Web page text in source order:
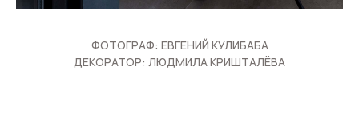
ФОТОГРАФ: ЕВГЕНИЙ КУЛИБАБА
ДЕКОРАТОР: ЛЮДМИЛА КРИШТАЛЁВА